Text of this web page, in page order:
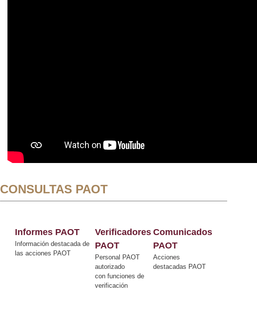
CONSULTAS PAOT
Informes PAOT
Información destacada de
las acciones PAOT
Verificadores
PAOT
Personal PAOT
autorizado
con funciones de
verificación
Comunicados
PAOT
Acciones
destacadas PAOT